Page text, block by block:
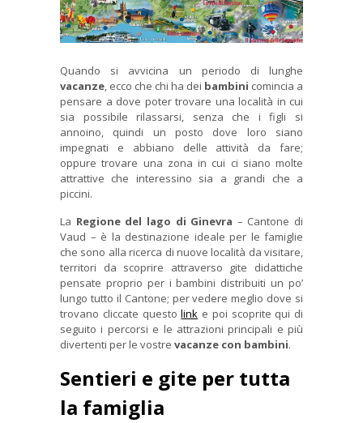
Quando si avvicina un periodo di lunghe
vacanze, ecco che chi ha dei bambini comincia a
pensare a dove poter trovare una località in cui
sia possibile rilassarsi, senza che i figli si
annoino, quindi un posto dove loro siano
impegnati e abbiano delle attività da fare;
oppure trovare una zona in cui ci siano molte
attrattive che interessino sia a grandi che a
piccini.
La Regione del lago di Ginevra – Cantone di
Vaud – è la destinazione ideale per le famiglie
che sono alla ricerca di nuove località da visitare,
territori da scoprire attraverso gite didattiche
pensate proprio per i bambini distribuiti un po’
lungo tutto il Cantone; per vedere meglio dove si
trovano cliccate questolink e poi scoprite qui di
seguito i percorsi e le attrazioni principali e più
divertenti per le vostre vacanze con bambini.
Sentieri e gite per tutta
la famiglia